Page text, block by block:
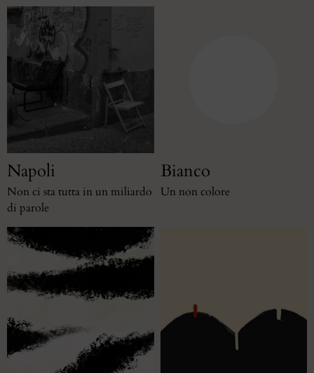
Napoli
Non ci sta tutta in un miliardo
di parole
Bianco
Un non colore